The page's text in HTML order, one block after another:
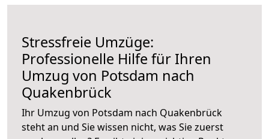
Stressfreie Umzüge:
Professionelle Hilfe für Ihren
Umzug von Potsdam nach
Quakenbrück
Ihr Umzug von Potsdam nach Quakenbrück
steht an und Sie wissen nicht, was Sie zuerst